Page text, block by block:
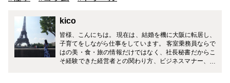
kico
皆様、こんにちは。 現在は、結婚を機に大阪に転居し、
子育てをしながら仕事をしています。 客室乗務員ならで
はの美・食・旅の情報だけではなく、社長秘書だからこ
そ経験できた経営者との関わり方、ビジネスマナー、ギ